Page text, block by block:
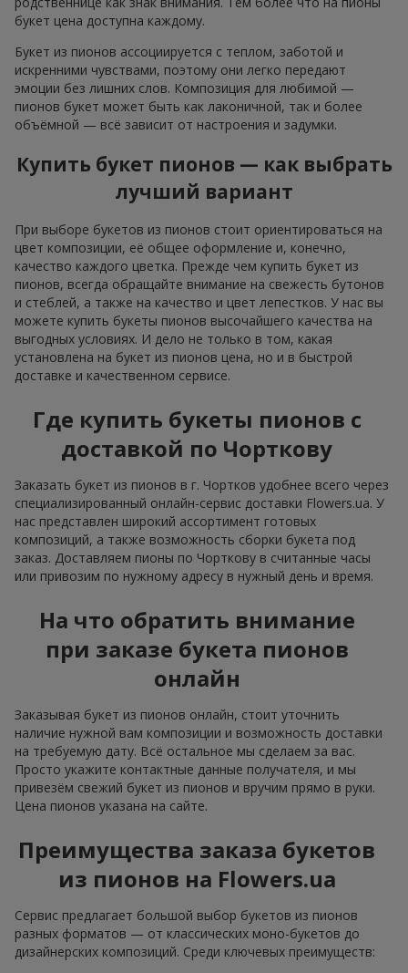
букет цена доступна каждому.
Букет из пионов ассоциируется с теплом, заботой и
искренними чувствами, поэтому они легко передают
эмоции без лишних слов. Композиция для любимой —
пионов букет может быть как лаконичной, так и более
объёмной — всё зависит от настроения и задумки.
Купить букет пионов — как выбрать
лучший вариант
При выборе букетов из пионов стоит ориентироваться на
цвет композиции, её общее оформление и, конечно,
качество каждого цветка. Прежде чем купить букет из
пионов, всегда обращайте внимание на свежесть бутонов
и стеблей, а также на качество и цвет лепестков. У нас вы
можете купить букеты пионов высочайшего качества на
выгодных условиях. И дело не только в том, какая
установлена на букет из пионов цена, но и в быстрой
доставке и качественном сервисе.
Где купить букеты пионов с
доставкой по Чорткову
Заказать букет из пионов в г. Чортков удобнее всего через
специализированный онлайн-сервис доставки Flowers.ua. У
нас представлен широкий ассортимент готовых
композиций, а также возможность сборки букета под
заказ. Доставляем пионы по Чорткову в считанные часы
или привозим по нужному адресу в нужный день и время.
На что обратить внимание
при заказе букета пионов
онлайн
Заказывая букет из пионов онлайн, стоит уточнить
наличие нужной вам композиции и возможность доставки
на требуемую дату. Всё остальное мы сделаем за вас.
Просто укажите контактные данные получателя, и мы
привезём свежий букет из пионов и вручим прямо в руки.
Цена пионов указана на сайте.
Преимущества заказа букетов
из пионов на Flowers.ua
Сервис предлагает большой выбор букетов из пионов
разных форматов — от классических моно-букетов до
дизайнерских композиций. Среди ключевых преимуществ: